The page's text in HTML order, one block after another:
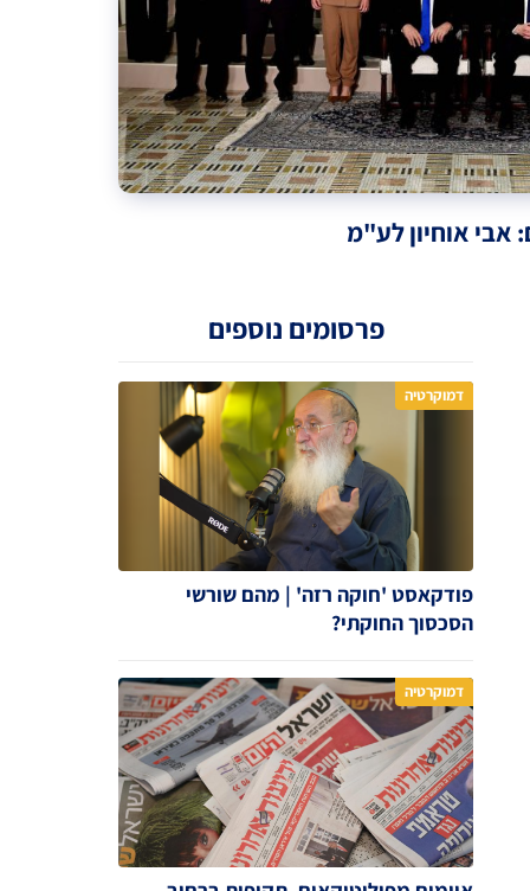
אבי אוחיון לע"מ
פרסומים נוספים
דמוקרטיה
פודקאסט 'חוקה רזה' | מהם שורשי
הסכסוך החוקתי?
דמוקרטיה